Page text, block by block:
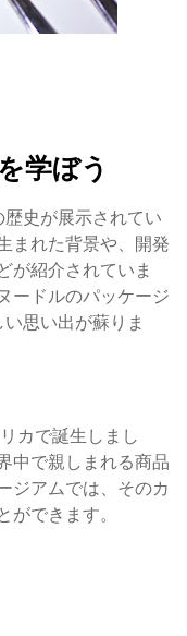
学ぼう
史が展示されてい
まれた背景や、開発
が紹介されていま
ードルのパッケージ
思い出が蘇りま
カで誕生しまし
中で親しまれる商品
ジアムでは、そのカ
できます。